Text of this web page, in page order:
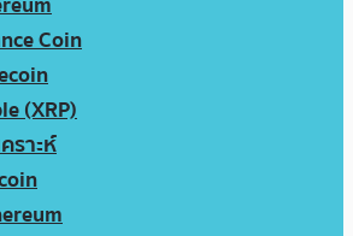
Coin
(XRP)
ราะห์